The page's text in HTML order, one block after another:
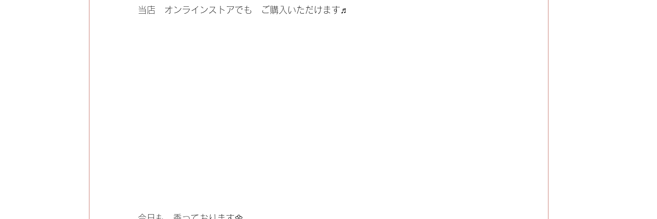
当店　オンラインストアでも　ご購入いただけます♬